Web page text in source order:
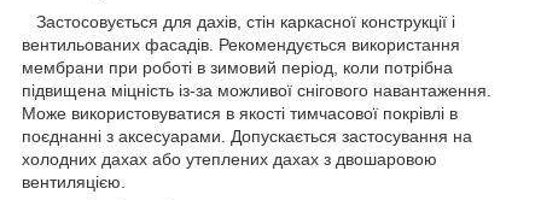
Застосовується для дахів, стін каркасної конструкції і
вентильованих фасадів. Рекомендується використання
мембрани при роботі в зимовий період, коли потрібна
підвищена міцність із-за можливої снігового навантаження.
Може використовуватися в якості тимчасової покрівлі в
поєднанні з аксесуарами. Допускається застосування на
холодних дахах або утеплених дахах з двошаровою
вентиляцією.